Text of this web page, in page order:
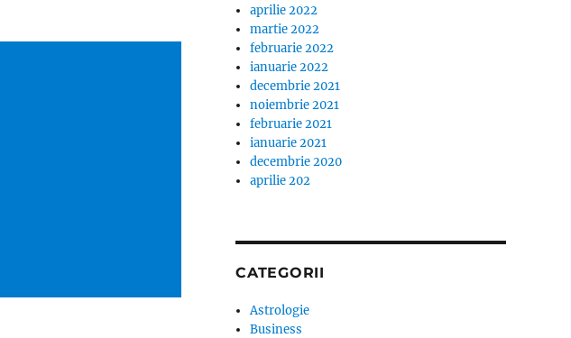
aprilie 2022
martie 2022
februarie 2022
ianuarie 2022
decembrie 2021
noiembrie 2021
februarie 2021
ianuarie 2021
decembrie 2020
aprilie 202
CATEGORII
Astrologie
Business